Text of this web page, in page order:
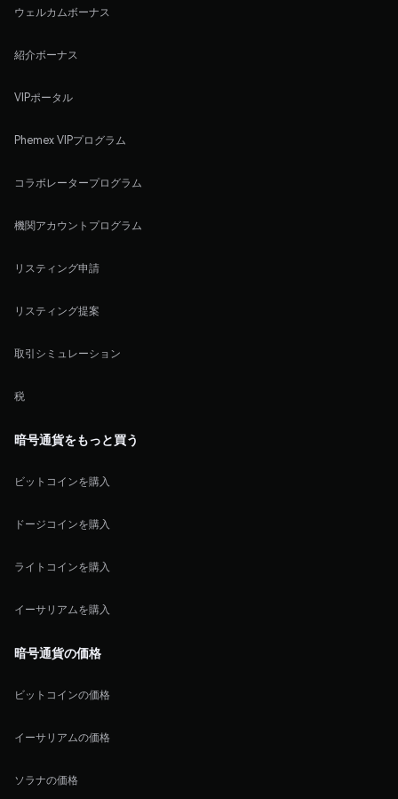
ウェルカムボーナス
紹介ボーナス
VIPポータル
Phemex VIPプログラム
コラボレータープログラム
機関アカウントプログラム
リスティング申請
リスティング提案
取引シミュレーション
税
暗号通貨をもっと買う
ビットコインを購入
ドージコインを購入
ライトコインを購入
イーサリアムを購入
暗号通貨の価格
ビットコインの価格
イーサリアムの価格
ソラナの価格